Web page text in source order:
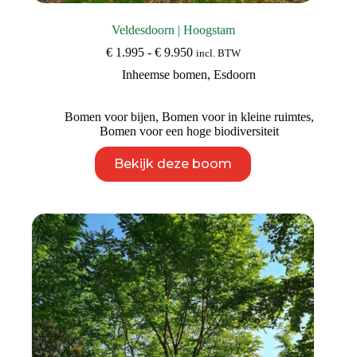
Veldesdoorn | Hoogstam
€1.995 - €9.950Prijsklasse:
tot
incl. BTW
Inheemse bomen,Esdoorn
Bomen voor bijen, Bomen voor in kleine ruimtes,
Bomen voor een hoge biodiversiteit
Bekijk deze boom
product
heeft
Deze
optie
kan
gekozen
worden
op
de
productpagina